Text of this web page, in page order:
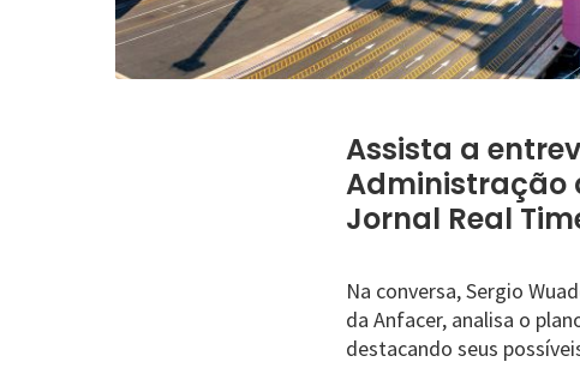
Assista a
Administração
Jornal Real
Na conversa, Sergio
da Anfacer, analisa o
destacando seus